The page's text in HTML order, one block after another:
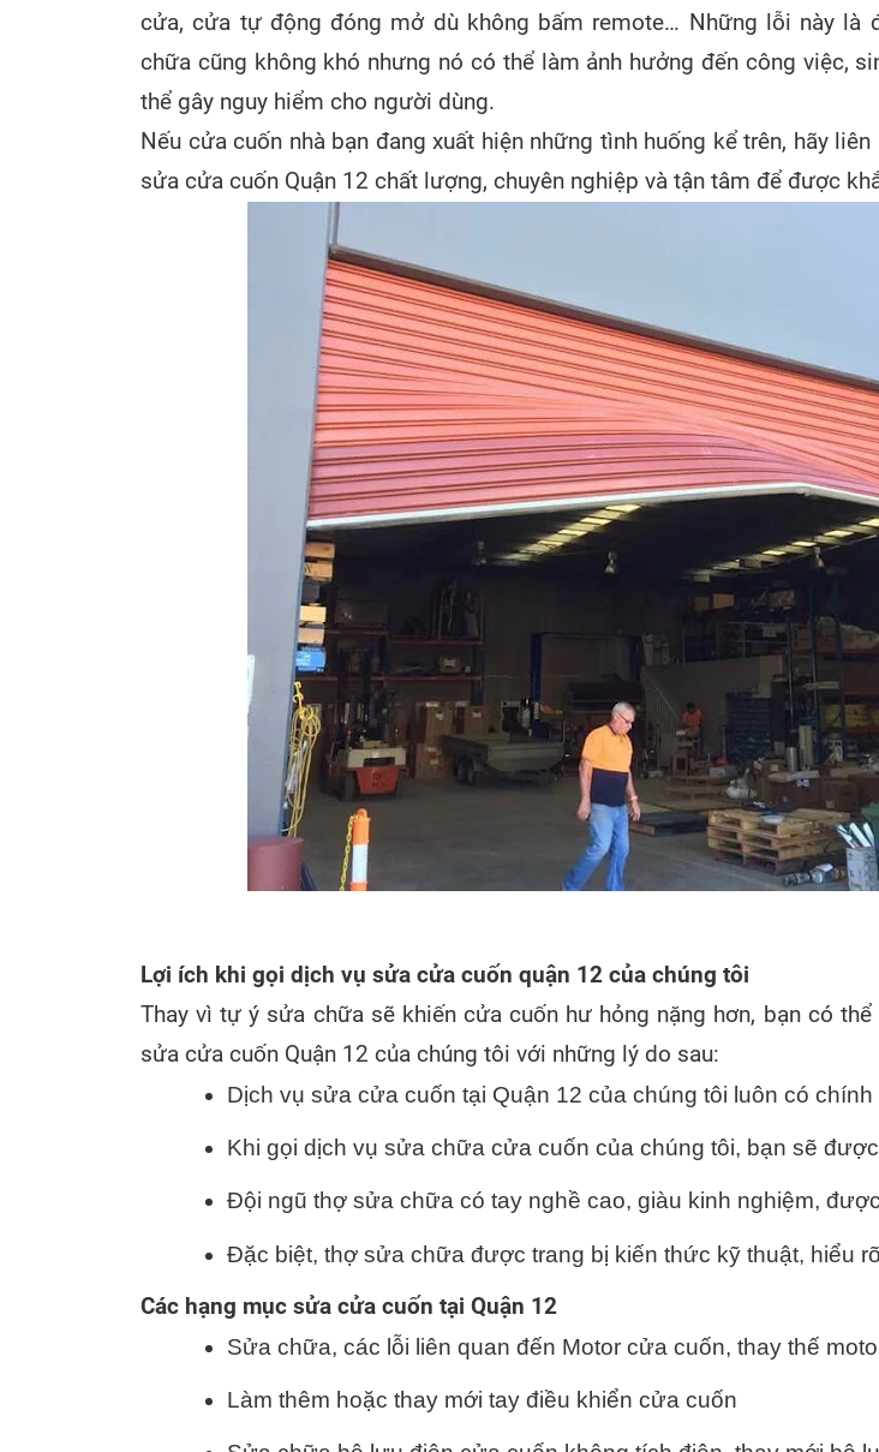
cửa, cửa tự động đóng mở dù không bấm remote… Những lỗi này là
chữa cũng không khó nhưng nó có thể làm ảnh hưởng đến công việc,
thể gây nguy hiểm cho người dùng.
Nếu cửa cuốn nhà bạn đang xuất hiện những tình huống kể trên, hãy
sửa cửa cuốn Quận 12 chất lượng, chuyên nghiệp và tận tâm để được
Lợi ích khi gọi dịch vụ sửa cửa cuốn quận 12 của chúng tôi
Thay vì tự ý sửa chữa sẽ khiến cửa cuốn hư hỏng nặng hơn, bạn có
sửa cửa cuốn Quận 12 của chúng tôi với những lý do sau:
Dịch vụ sửa cửa cuốn tại Quận 12 của chúng tôi luôn có
Khi gọi dịch vụ sửa chữa cửa cuốn của chúng tôi, bạn sẽ
Đội ngũ thợ sửa chữa có tay nghề cao, giàu kinh nghiệm,
Đặc biệt, thợ sửa chữa được trang bị kiến thức kỹ thuật, hiểu
Các hạng mục sửa cửa cuốn tại Quận 12
Sửa chữa, các lỗi liên quan đến Motor cửa cuốn, thay thế
Làm thêm hoặc thay mới tay điều khiển cửa cuốn